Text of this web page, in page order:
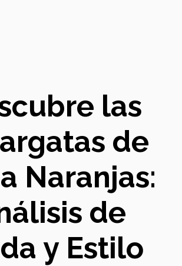
las
de
Naranjas:
de
y Estilo